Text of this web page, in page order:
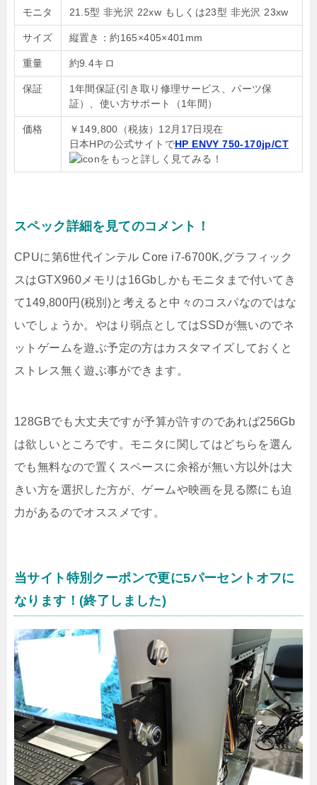
モニタ 21.5型 非光沢 22xw もしくは23型 非光沢 23xw
サイズ 縦置き：約165×405×401mm
重量 約9.4キロ
保証
1年間保証(引き取り修理サービス、パーツ保
証）、使い方サポート（1年間）
価格
￥149,800（税抜）12月17日現在
日本HPの公式サイトでHP ENVY 750-170jp/CT
をもっと詳しく見てみる！
スペック詳細を見てのコメント！
CPUに第6世代インテル Core i7-6700K,グラフィック
スはGTX960メモリは16Gbしかもモニタまで付いてき
て149,800円(税別)と考えると中々のコスパなのではな
いでしょうか。やはり弱点としてはSSDが無いのでネ
ットゲームを遊ぶ予定の方はカスタマイズしておくと
ストレス無く遊ぶ事ができます。
128GBでも大丈夫ですが予算が許すのであれば256Gb
は欲しいところです。モニタに関してはどちらを選ん
でも無料なので置くスペースに余裕が無い方以外は大
きい方を選択した方が、ゲームや映画を見る際にも迫
力があるのでオススメです。
当サイト特別クーポンで更に5パーセントオフに
なります！(終了しました)